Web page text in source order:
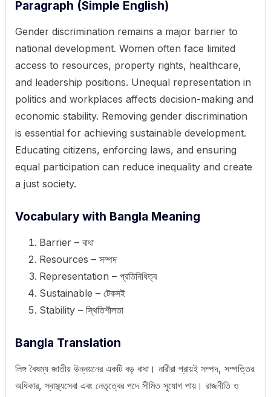
Paragraph (Simple English)
Gender discrimination remains a major barrier to
national development. Women often face limited
access to resources, property rights, healthcare,
and leadership positions. Unequal representation in
politics and workplaces affects decision-making and
economic stability. Removing gender discrimination
is essential for achieving sustainable development.
Educating citizens, enforcing laws, and ensuring
equal participation can reduce inequality and create
a just society.
Vocabulary with Bangla Meaning
Barrier – বাধা
Resources – সম্পদ
Representation – প্রতিনিধিত্ব
Sustainable – টেকসই
Stability – স্থিতিশীলতা
Bangla Translation
লিঙ্গ বৈষম্য জাতীয় উন্নয়নের একটি বড় বাধা। নারীরা প্রায়ই সম্পদ, সম্পত্তির
অধিকার, স্বাস্থ্যসেবা এবং নেতৃত্বের পদে সীমিত সুযোগ পায়। রাজনীতি ও